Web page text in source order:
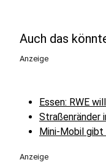
Auch das
Anzeige
Essen: RWE
Straßenränder
Mini-Mobil gibt
Anzeige